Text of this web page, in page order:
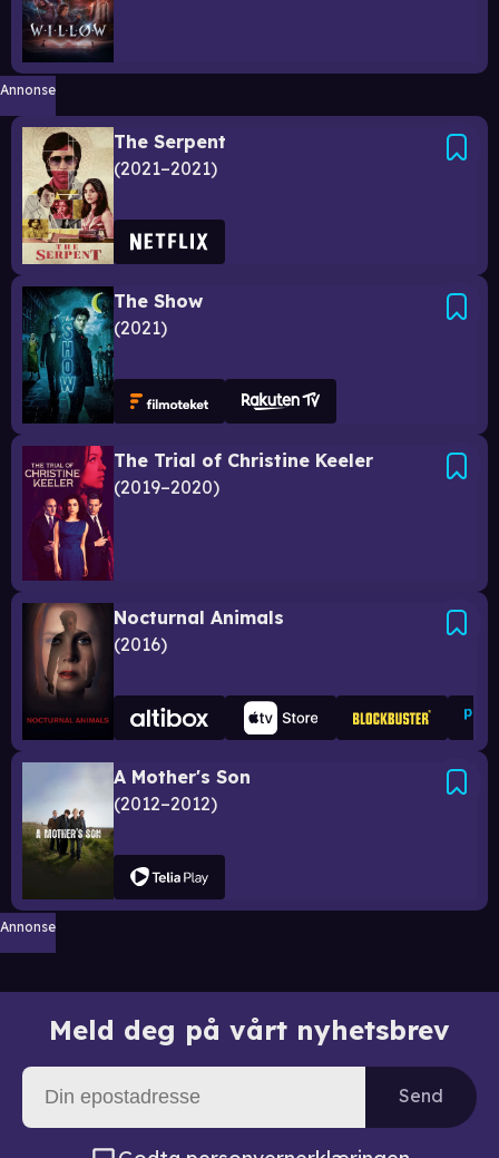
Annonse
The Serpent
2021–2021
The Show
2021
The Trial of Christine Keeler
2019–2020
Nocturnal Animals
2016
A Mother's Son
2012–2012
Annonse
Meld deg på vårt nyhetsbrev
Send